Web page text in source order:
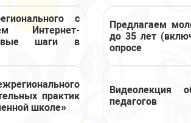
с
Интернет-
шаги в
Предлагаем
до 35 лет
опросе
практик
школе»
Видеолекция
педагогов